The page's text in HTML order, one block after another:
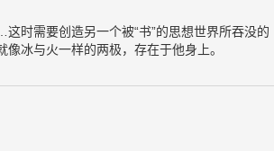
时需要创造另一个被“书”的思想世界所吞没的
冰与火一样的两极，存在于他身上。